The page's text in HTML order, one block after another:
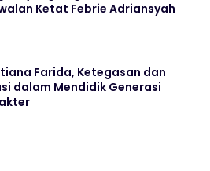
Ketat Febrie Adriansyah
Farida, Ketegasan dan
dalam Mendidik Generasi